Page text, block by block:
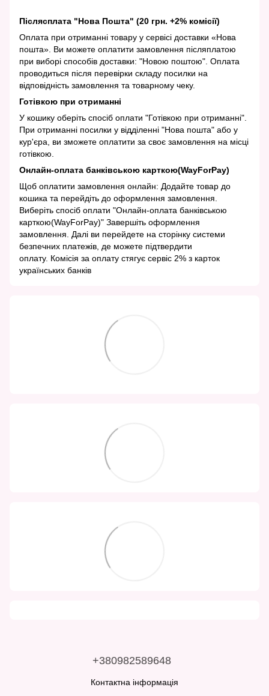
Післясплата "Нова Пошта" (20 грн. +2% комісії)
Оплата при отриманні товару у сервісі доставки «Нова
пошта». Ви можете оплатити замовлення післяплатою
при виборі способів доставки: "Новою поштою". Оплата
проводиться після перевірки складу посилки на
відповідність замовлення та товарному чеку.
Готівкою при отриманні
У кошику оберіть спосіб оплати "Готівкою при отриманні".
При отриманні посилки у відділенні "Нова пошта" або у
кур'єра, ви зможете оплатити за своє замовлення на місці
готівкою.
Онлайн-оплата банківською карткою(WayForPay)
Щоб оплатити замовлення онлайн: Додайте товар до
кошика та перейдіть до оформлення замовлення.
Виберіть спосіб оплати "Онлайн-оплата банківською
карткою(WayForPay)" Завершіть оформлення
замовлення. Далі ви перейдете на сторінку системи
безпечних платежів, де можете підтвердити
оплату. Комісія за оплату стягує сервіс 2% з карток
українських банків
+380982589648
Контактна інформація